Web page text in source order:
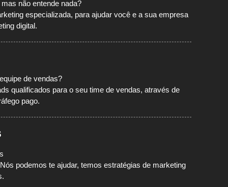
não entende nada?
especializada, para ajudar você e a sua empresa
digital.
de vendas?
qualificados para o seu time de vendas, através de
pago.
podemos te ajudar, temos estratégias de marketing